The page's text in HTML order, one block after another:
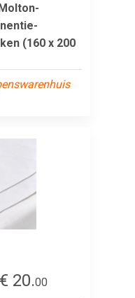
(160 x 200
€ 20.00